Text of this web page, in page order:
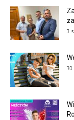
3
30